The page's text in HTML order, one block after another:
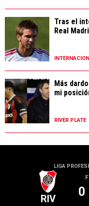
Tras el
Real
Más
mi
RIVER PLATE
LIGA
RIV 0